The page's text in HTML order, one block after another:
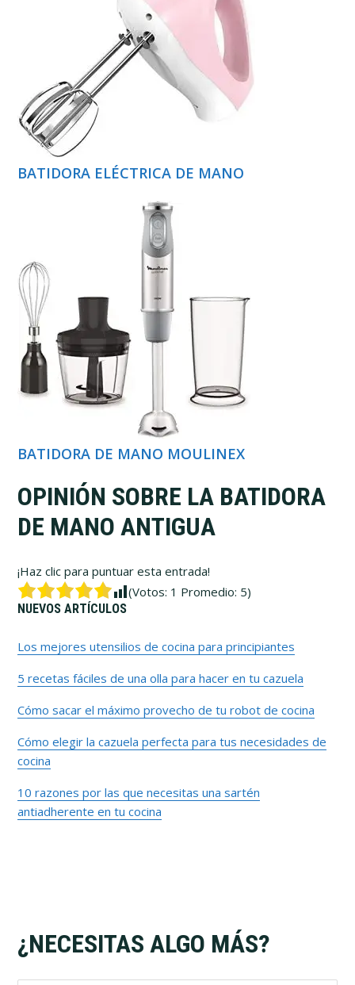
BATIDORA ELÉCTRICA DE MANO
BATIDORA DE MANO MOULINEX
OPINIÓN SOBRE LA BATIDORA
DE MANO ANTIGUA
¡Haz clic para puntuar esta entrada!
(Votos: 1 Promedio: 5)
Barra
lateral
primaria
NUEVOS ARTÍCULOS
Los mejores utensilios de cocina para principiantes
5 recetas fáciles de una olla para hacer en tu cazuela
Cómo sacar el máximo provecho de tu robot de cocina
Cómo elegir la cazuela perfecta para tus necesidades de
cocina
10 razones por las que necesitas una sartén
antiadherente en tu cocina
Footer
¿NECESITAS ALGO MÁS?